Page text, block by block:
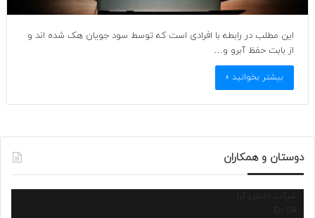
این مطلب در رابطه با افرادی است که توسط سود جویان هک شده اند و
از بابت حفظ آبرو و…
بیشتر بخوانید »
دوستان و همکاران
شرکت دانش آرا